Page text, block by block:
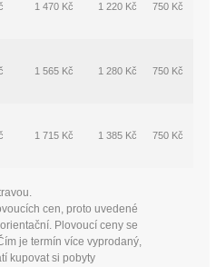
1 470 Kč 1 220 Kč 750 Kč
1 565 Kč 1 280 Kč 750 Kč
1 715 Kč 1 385 Kč 750 Kč
cen, proto uvedené
Plovoucí ceny se
je termín více vyprodaný,
kupovat si pobyty